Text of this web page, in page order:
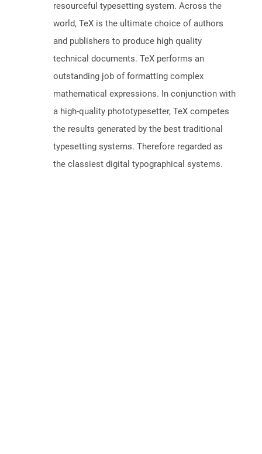
resourceful typesetting system. Across the
world, TeX is the ultimate choice of authors
and publishers to produce high quality
technical documents. TeX performs an
outstanding job of formatting complex
mathematical expressions. In conjunction with
a high-quality phototypesetter, TeX competes
the results generated by the best traditional
typesetting systems. Therefore regarded as
the classiest digital typographical systems.